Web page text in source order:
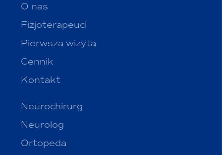
O nas
Fizjoterapeuci
Pierwsza wizyta
Cennik
Kontakt
Neurochirurg
Neurolog
Ortopeda